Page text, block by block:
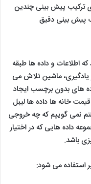
ترکیب پیش بینی چندین
پیش بینی دقیق
اطلاعات و داده ها طبقه
یادگیری، ماشین تلاش می
های بدون برچسب ایجاد
خانه ها داده ها لیبل
نمی گوییم که چه خروجی
داده هایی که در اختیار
باشد.
استفاده می شود: